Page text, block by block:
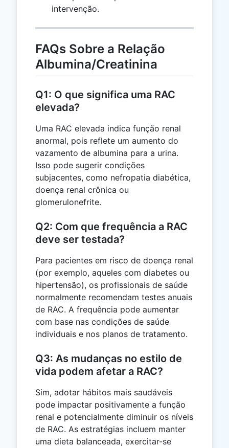
intervenção.
FAQs Sobre a Relação
Albumina/Creatinina
Q1: O que significa uma RAC
elevada?
Uma RAC elevada indica função renal
anormal, pois reflete um aumento do
vazamento de albumina para a urina.
Isso pode sugerir condições
subjacentes, como nefropatia diabética,
doença renal crônica ou
glomerulonefrite.
Q2: Com que frequência a RAC
deve ser testada?
Para pacientes em risco de doença renal
(por exemplo, aqueles com diabetes ou
hipertensão), os profissionais de saúde
normalmente recomendam testes anuais
de RAC. A frequência pode aumentar
com base nas condições de saúde
individuais e nos planos de tratamento.
Q3: As mudanças no estilo de
vida podem afetar a RAC?
Sim, adotar hábitos mais saudáveis
pode impactar positivamente a função
renal e potencialmente diminuir os níveis
de RAC. As estratégias incluem manter
uma dieta balanceada, exercitar-se